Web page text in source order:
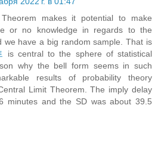
makes it potential to make
or no knowledge in regards to the
we have a big random sample. That is
is central to the sphere of statistical
why the bell form seems in such
results of probability theory
Limit Theorem. The imply delay
minutes and the SD was about 39.5